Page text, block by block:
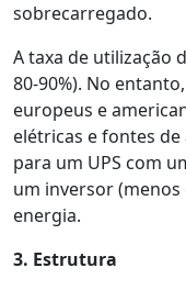
sobrecarregado.
A taxa de utilização
80-90%). No
europeus e
elétricas e fontes
para um UPS com
um inversor
energia.
3. Estrutura